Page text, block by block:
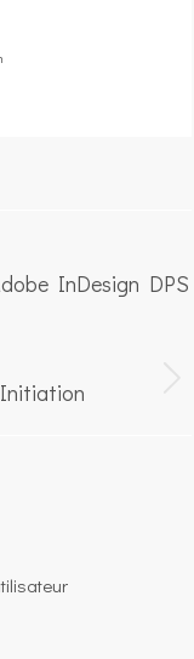
InDesign DPS
Initiation